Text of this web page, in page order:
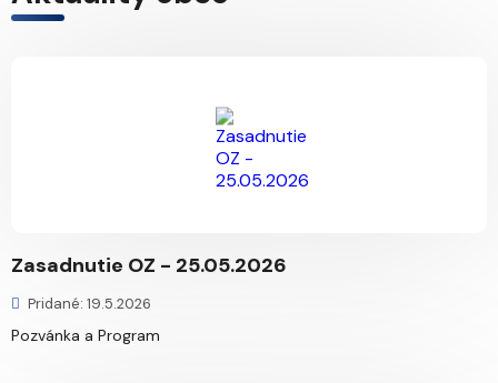
Zasadnutie OZ - 25.05.2026
Pridané: 19.5.2026
Pozvánka a Program